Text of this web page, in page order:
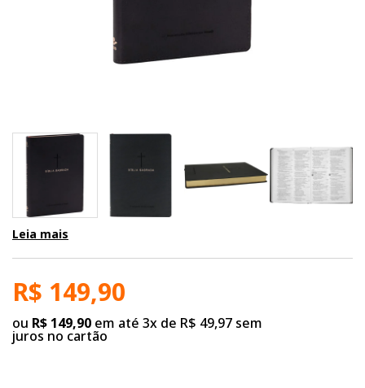
Leia mais
R$ 149,90
ou R$ 149,90 em até 3x de R$ 49,97 sem
juros no cartão